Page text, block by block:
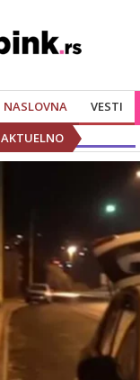
NASLOVNA VESTI
AKTUELNO